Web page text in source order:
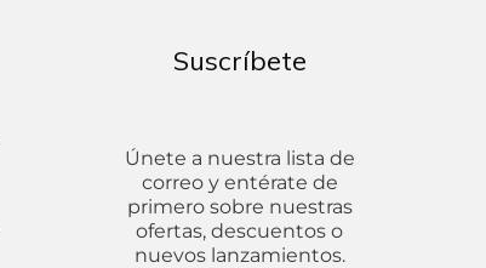
Suscríbete
Únete a nuestra lista de
correo y entérate de
primero sobre nuestras
ofertas, descuentos o
nuevos lanzamientos.